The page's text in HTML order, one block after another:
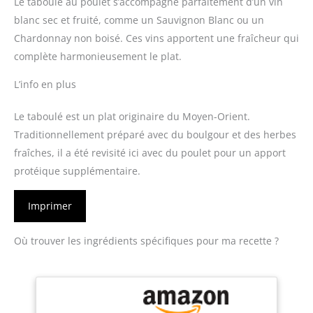
blanc sec et fruité, comme un Sauvignon Blanc ou un
Chardonnay non boisé. Ces vins apportent une fraîcheur qui
complète harmonieusement le plat.
L’info en plus
Le taboulé est un plat originaire du Moyen-Orient.
Traditionnellement préparé avec du boulgour et des herbes
fraîches, il a été revisité ici avec du poulet pour un apport
protéique supplémentaire.
Imprimer
Où trouver les ingrédients spécifiques pour ma recette ?